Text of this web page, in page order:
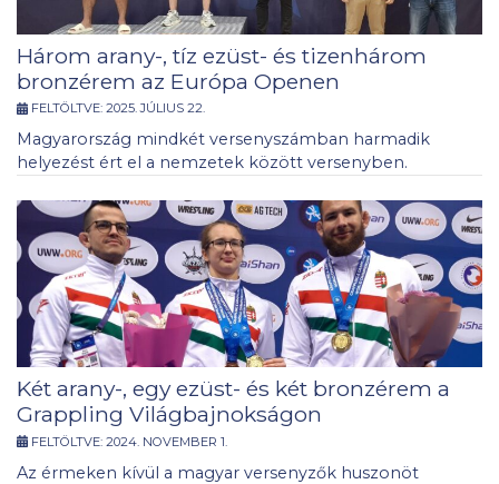
Három arany-, tíz ezüst- és tizenhárom
bronzérem az Európa Openen
FELTÖLTVE: 2025. JÚLIUS 22.
Magyarország mindkét versenyszámban harmadik
helyezést ért el a nemzetek között versenyben.
Két arany-, egy ezüst- és két bronzérem a
Grappling Világbajnokságon
FELTÖLTVE: 2024. NOVEMBER 1.
Az érmeken kívül a magyar versenyzők huszonöt